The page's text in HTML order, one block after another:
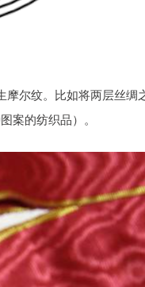
尔纹。比如将两层丝绸
案的纺织品）。